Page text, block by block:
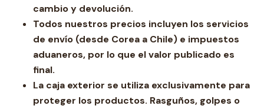
cambio y devolución.
Todos nuestros precios incluyen los servicios
de envío (desde Corea a Chile) e impuestos
aduaneros, por lo que el valor publicado es
final.
La caja exterior se utiliza exclusivamente para
proteger los productos. Rasguños, golpes o